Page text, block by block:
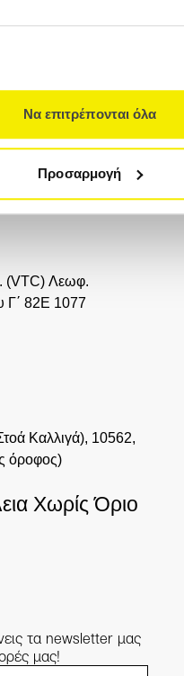
Να επιτρέπονται όλα
Προσαρμογή
πλατεία
όροφος)
(VTC) Λεωφ.
Γ΄ 82Ε 1077
Καλλιγά), 10562,
όροφος)
Χωρίς Όριο
τα newsletter μας
μας!